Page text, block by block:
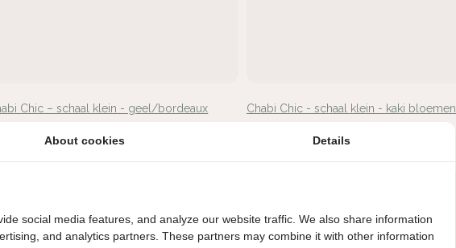
Chic – schaal klein - geel/bordeaux Chabi Chic - schaal klein - kaki bloemen
About cookies Details
social media features, and analyze our website traffic. We also share information
and analytics partners. These partners may combine it with other information